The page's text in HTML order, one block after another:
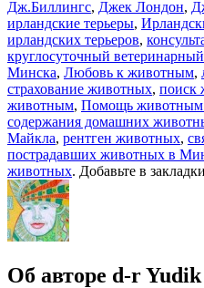
Дж.Биллингс, Джек Лондон,
ирландские терьеры,
ирландских терьеров,
круглосуточный
Минска, Любовь к животным,
страхование животных, поиск
животным, Помощь
содержания домашних
Майкла, рентген животных,
пострадавших животных в
животных. Добавьте в закладки
Об авторе d-r Yudik